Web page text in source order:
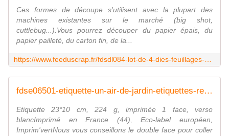
Ces formes de découpe s'utilisent avec la plupart des
machines existantes sur le marché (big shot,
cuttlebug...).Vous pourrez découper du papier épais, du
papier pailleté, du carton fin, de la...
fdse06501-etiquette-un-air-de-jardin-etiquettes-rectangle fée du scrap
Etiquette 23*10 cm, 224 g, imprimée 1 face, verso
blancImprimé en France (44), Eco-label européen,
Imprim'vertNous vous conseillons le double face pour coller